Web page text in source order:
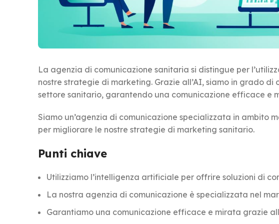
La agenzia di comunicazione sanitaria si distingue per
nostre strategie di marketing. Grazie all’AI, siamo in grado
settore sanitario, garantendo una comunicazione efficace
Siamo un’agenzia di comunicazione specializzata in ambito
per migliorare le nostre strategie di marketing sanitario.
Punti chiave
Utilizziamo l’intelligenza artificiale per offrire soluzioni di
La nostra agenzia di comunicazione è specializzata nel
Garantiamo una comunicazione efficace e mirata grazie